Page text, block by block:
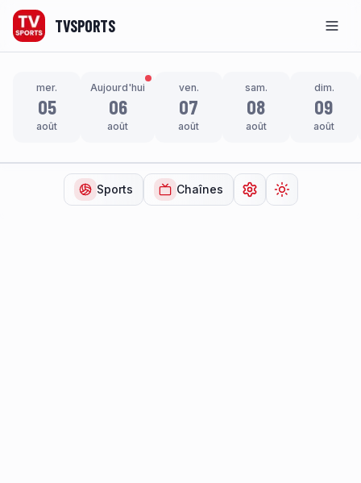
TVSPORTS
mer.
05
août
Aujourd'hui
06
août
ven.
07
août
sam.
08
août
dim.
09
août
Sports Chaînes Ouvrir lesChanger de